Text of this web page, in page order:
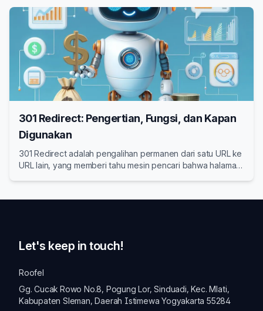
301 Redirect: Pengertian, Fungsi, dan Kapan
Digunakan
301 Redirect adalah pengalihan permanen dari satu URL ke
URL lain, yang memberi tahu mesin pencari bahwa halaman
Let's keep in touch!
Roofel
Gg. Cucak Rowo No.8, Pogung Lor, Sinduadi, Kec. Mlati,
Kabupaten Sleman, Daerah Istimewa Yogyakarta 55284